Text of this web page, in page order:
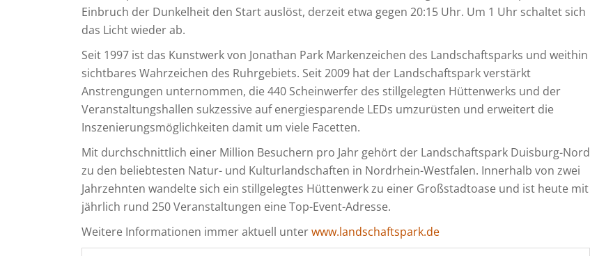
Einbruch der Dunkelheit den Start auslöst, derzeit etwa gegen 20:15 Uhr. Um 1 Uhr schaltet sich
das Licht wieder ab.
Seit 1997 ist das Kunstwerk von Jonathan Park Markenzeichen des Landschaftsparks und weithin
sichtbares Wahrzeichen des Ruhrgebiets. Seit 2009 hat der Landschaftspark verstärkt
Anstrengungen unternommen, die 440 Scheinwerfer des stillgelegten Hüttenwerks und der
Veranstaltungshallen sukzessive auf energiesparende LEDs umzurüsten und erweitert die
Inszenierungsmöglichkeiten damit um viele Facetten.
Mit durchschnittlich einer Million Besuchern pro Jahr gehört der Landschaftspark Duisburg-Nord
zu den beliebtesten Natur- und Kulturlandschaften in Nordrhein-Westfalen. Innerhalb von zwei
Jahrzehnten wandelte sich ein stillgelegtes Hüttenwerk zu einer Großstadtoase und ist heute mit
jährlich rund 250 Veranstaltungen eine Top-Event-Adresse.
Weitere Informationen immer aktuell unterwww.landschaftspark.de